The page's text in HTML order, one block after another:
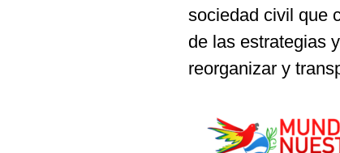
sociedad civil que
de las estrategias
reorganizar y